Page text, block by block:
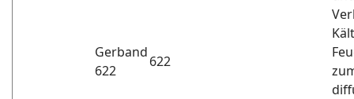
Gerband
622
622